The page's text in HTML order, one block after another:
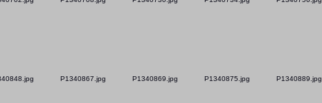
P1340867.jpg P1340869.jpg P1340875.jpg P1340889.jpg